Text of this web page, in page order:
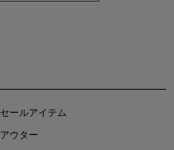
セールアイテム
アウター